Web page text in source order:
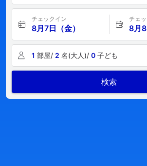
チェックイン
8月7日（金）
チェ
8月8
1 部屋/ 2 名(大人)/ 0 子ども
検索